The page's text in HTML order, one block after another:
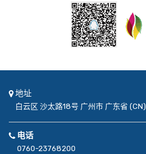
地址
白云区 沙太路18号 广州市 广东省 (CN)
电话
0760-23768200